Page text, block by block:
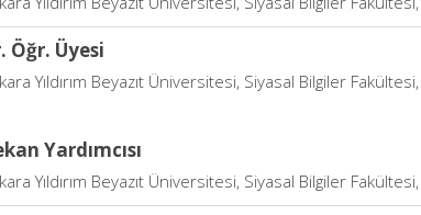
Öğr. Üyesi
Yıldırım Beyazıt Üniversitesi, Siyasal Bilgiler
Yardımcısı
Yıldırım Beyazıt Üniversitesi, Siyasal Bilgiler